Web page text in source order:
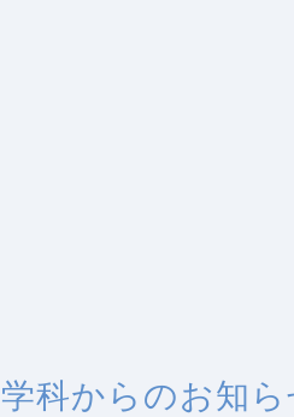
学科からのお知ら